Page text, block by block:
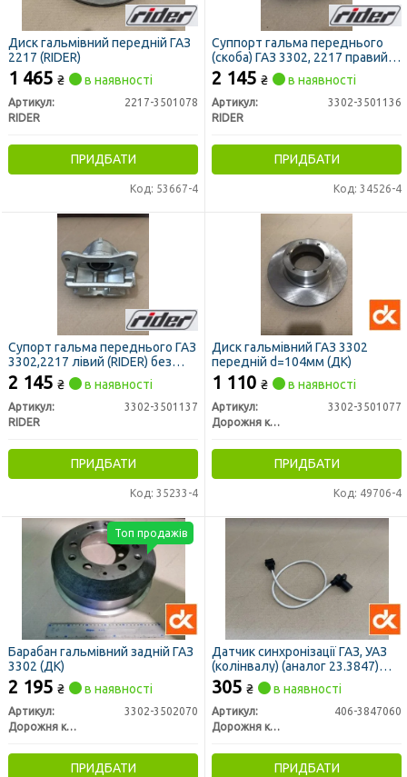
Диск гальмівний передній ГАЗ
2217 (RIDER)
1 465 ₴ в наявності
Артикул:
2217-3501078
RIDER
ПРИДБАТИ
Код: 53667-4
Суппорт гальма переднього
(скоба) ГАЗ 3302, 2217 правий
без колодок (RIDER)
2 145 ₴ в наявності
Артикул:
3302-3501136
RIDER
ПРИДБАТИ
Код: 34526-4
Супорт гальма переднього ГАЗ
3302,2217 лівий (RIDER) без
колодок ГАЗЕЛЬ
2 145 ₴ в наявності
Артикул:
3302-3501137
RIDER
ПРИДБАТИ
Код: 35233-4
Диск гальмівний ГАЗ 3302
передній d=104мм (ДК)
1 110 ₴ в наявності
Артикул:
3302-3501077
Дорожня карта
ПРИДБАТИ
Код: 49706-4
Барабан гальмівний задній ГАЗ
3302 (ДК)
2 195 ₴ в наявності
Артикул:
3302-3502070
Дорожня карта
ПРИДБАТИ
Топ продажів
Датчик синхронізації ГАЗ, УАЗ
(колінвалу) (аналог 23.3847)
<ДК>
305 ₴ в наявності
Артикул:
406-3847060
Дорожня карта
ПРИДБАТИ